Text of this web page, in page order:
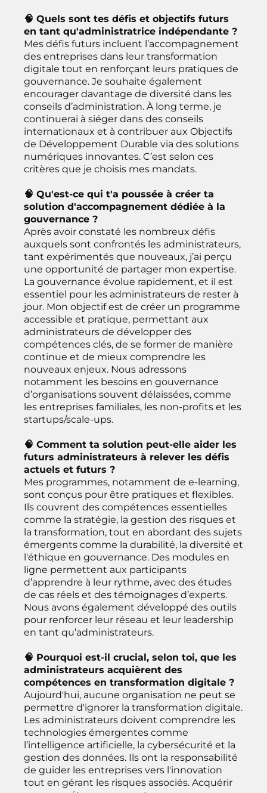
🧠 Quels sont tes défis et objectifs futurs
en tant qu'administratrice indépendante ?
Mes défis futurs incluent l’accompagnement
des entreprises dans leur transformation
digitale tout en renforçant leurs pratiques de
gouvernance. Je souhaite également
encourager davantage de diversité dans les
conseils d’administration. À long terme, je
continuerai à siéger dans des conseils
internationaux et à contribuer aux Objectifs
de Développement Durable via des solutions
numériques innovantes. C’est selon ces
critères que je choisis mes mandats.
🧠 Qu'est-ce qui t'a poussée à créer ta
solution d'accompagnement dédiée à la
gouvernance ?
Après avoir constaté les nombreux défis
auxquels sont confrontés les administrateurs,
tant expérimentés que nouveaux, j’ai perçu
une opportunité de partager mon expertise.
La gouvernance évolue rapidement, et il est
essentiel pour les administrateurs de rester à
jour. Mon objectif est de créer un programme
accessible et pratique, permettant aux
administrateurs de développer des
compétences clés, de se former de manière
continue et de mieux comprendre les
nouveaux enjeux. Nous adressons
notamment les besoins en gouvernance
d’organisations souvent délaissées, comme
les entreprises familiales, les non-profits et les
startups/scale-ups.
🧠 Comment ta solution peut-elle aider les
futurs administrateurs à relever les défis
actuels et futurs ?
Mes programmes, notamment de e-learning,
sont conçus pour être pratiques et flexibles.
Ils couvrent des compétences essentielles
comme la stratégie, la gestion des risques et
la transformation, tout en abordant des sujets
émergents comme la durabilité, la diversité et
l'éthique en gouvernance. Des modules en
ligne permettent aux participants
d’apprendre à leur rythme, avec des études
de cas réels et des témoignages d’experts.
Nous avons également développé des outils
pour renforcer leur réseau et leur leadership
en tant qu’administrateurs.
🧠 Pourquoi est-il crucial, selon toi, que les
administrateurs acquièrent des
compétences en transformation digitale ?
Aujourd'hui, aucune organisation ne peut se
permettre d'ignorer la transformation digitale.
Les administrateurs doivent comprendre les
technologies émergentes comme
l’intelligence artificielle, la cybersécurité et la
gestion des données. Ils ont la responsabilité
de guider les entreprises vers l'innovation
tout en gérant les risques associés. Acquérir